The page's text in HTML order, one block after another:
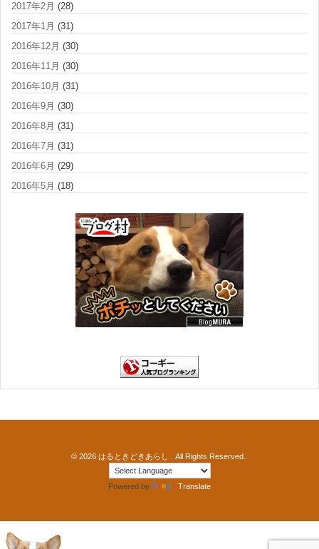
2017年2月 (28)
2017年1月 (31)
2016年12月 (30)
2016年11月 (30)
2016年10月 (31)
2016年9月 (30)
2016年8月 (31)
2016年7月 (31)
2016年6月 (29)
2016年5月 (18)
© 2026 はるときどきあらし . All Rights Reserved..
Powered by Translate